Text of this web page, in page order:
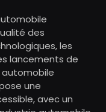
des
les
lancements de
automobile
une
avec un